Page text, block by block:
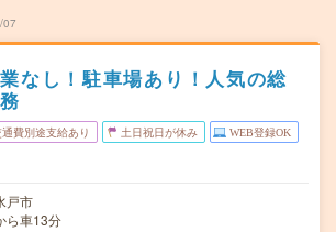
07
業なし！駐車場あり！人気の総
通費別途支給あり 土日祝日が休み WEB登録OK
戸市
ら車13分